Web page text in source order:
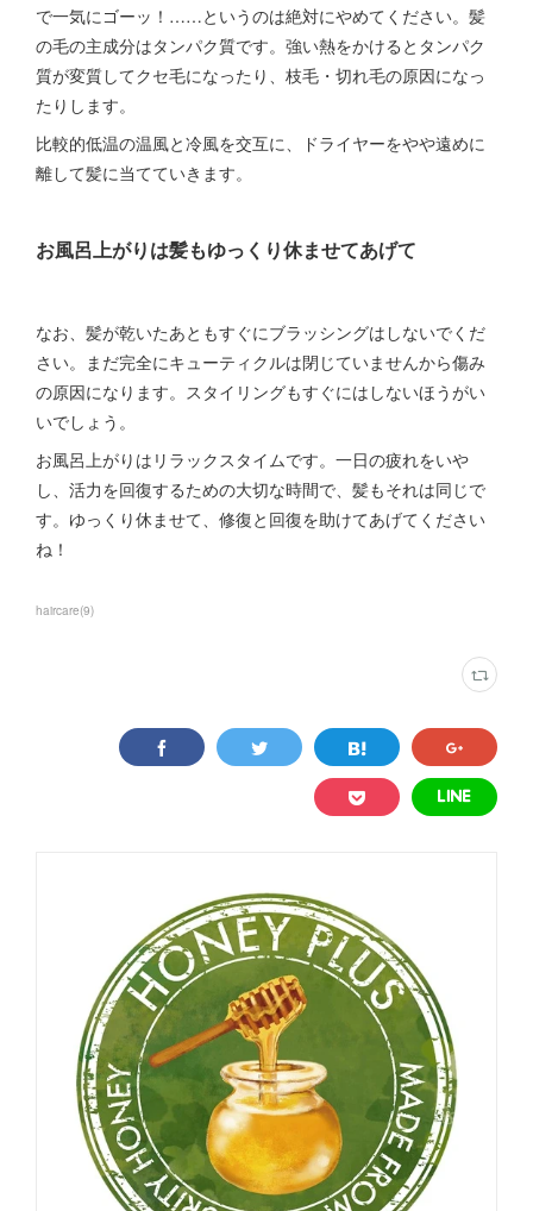
で一気にゴーッ！……というのは絶対にやめてください。髪
の毛の主成分はタンパク質です。強い熱をかけるとタンパク
質が変質してクセ毛になったり、枝毛・切れ毛の原因になっ
たりします。
比較的低温の温風と冷風を交互に、ドライヤーをやや遠めに
離して髪に当てていきます。
お風呂上がりは髪もゆっくり休ませてあげて
なお、髪が乾いたあともすぐにブラッシングはしないでくだ
さい。まだ完全にキューティクルは閉じていませんから傷み
の原因になります。スタイリングもすぐにはしないほうがい
いでしょう。
お風呂上がりはリラックスタイムです。一日の疲れをいや
し、活力を回復するための大切な時間で、髪もそれは同じで
す。ゆっくり休ませて、修復と回復を助けてあげてください
ね！
haircare(9)